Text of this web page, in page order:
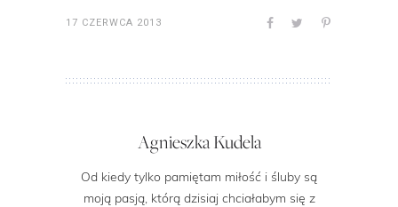
17 CZERWCA 2013
Agnieszka Kudela
Od kiedy tylko pamiętam miłość i śluby są
moją pasją, którą dzisiaj chciałabym się z